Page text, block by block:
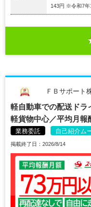
143円 ※令和7年
ＦＢサポート
軽自動車での配送ド
軽貨物中心／平均月
業務委託 自己紹介ム
掲載終了日：2026/8/14